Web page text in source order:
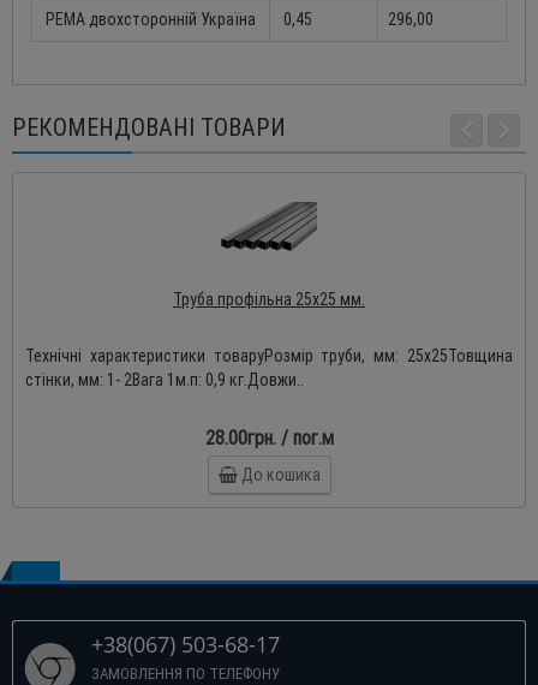
РЕМА двохсторонній Україна 0,45 296,00
РЕКОМЕНДОВАНІ ТОВАРИ
Труба профільна 25х25 мм.
Технічні характеристики товаруРозмір труби, мм: 25х25Товщина
стінки, мм: 1- 2Вага 1м.п: 0,9 кг.Довжи..
28.00грн. / пог.м
До кошика
+38(067) 503-68-17
ЗАМОВЛЕННЯ ПО ТЕЛЕФОНУ